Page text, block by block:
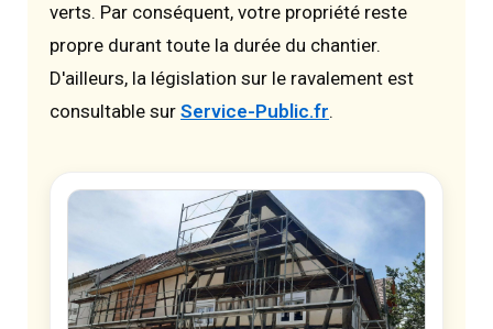
verts. Par conséquent, votre propriété reste
propre durant toute la durée du chantier.
D'ailleurs, la législation sur le ravalement est
consultable sur Service-Public.fr.